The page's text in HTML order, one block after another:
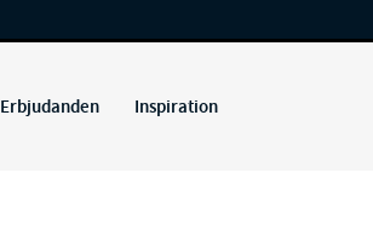
Erbjudanden Inspiration